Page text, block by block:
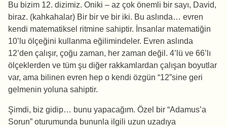
Bu bizim 12. dizimiz. Oniki – az çok önemli bir sayı, David,
biraz. (kahkahalar) Bir bir ve bir iki. Bu aslında… evren
kendi matematiksel ritmine sahiptir. İnsanlar matematiğin
10’lu ölçeğini kullanma eğilimindeler. Evren aslında
12’den çalışır, çoğu zaman, her zaman değil. 4’lü ve 66’lı
ölçeklerden ve tüm şu diğer rakkamlardan çalışan boyutlar
var, ama bilinen evren hep o kendi özgün “12”sine geri
gelmenin yoluna sahiptir.
Şimdi, biz gidip… bunu yapacağım. Özel bir “Adamus’a
Sorun” oturumunda bununla ilgili uzun uzadıya